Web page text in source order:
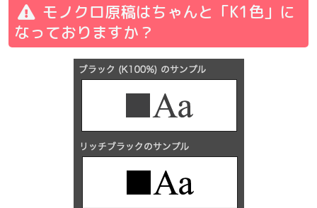
モノクロ原稿はちゃんと「K1色」に
なっておりますか？